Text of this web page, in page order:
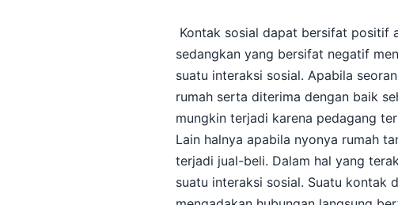
Kontak sosial dapat bersifat positif
sedangkan yang bersifat negatif
suatu interaksi sosial. Apabila
rumah serta diterima dengan baik
mungkin terjadi karena pedagang
Lain halnya apabila nyonya rumah
terjadi jual-beli. Dalam hal yang
suatu interaksi sosial. Suatu kontak